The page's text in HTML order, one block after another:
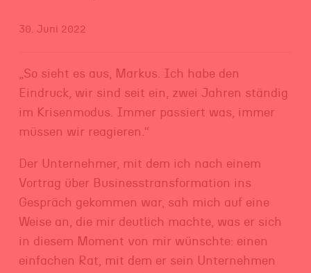
30. Juni 2022
„So sieht es aus, Markus. Ich habe den
Eindruck, wir sind seit ein, zwei Jahren ständig
im Krisenmodus. Immer passiert was, immer
müssen wir reagieren.“
Der Unternehmer, mit dem ich nach einem
Vortrag über Businesstransformation ins
Gespräch gekommen war, sah mich auf eine
Weise an, die mir deutlich machte, was er sich
in diesem Moment von mir wünschte: einen
einfachen Rat, mit dem er sein Unternehmen